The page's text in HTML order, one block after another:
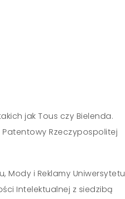
jak Tous czy Bielenda.
Rzeczypospolitej
Mody i Reklamy Uniwersytetu
Intelektualnej z siedzibą